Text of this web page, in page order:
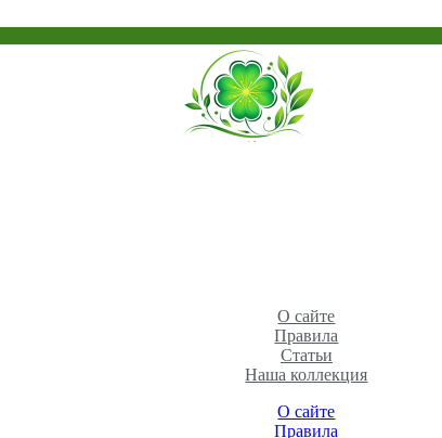
О сайте
Правила
Статьи
Наша коллекция
О сайте
Правила